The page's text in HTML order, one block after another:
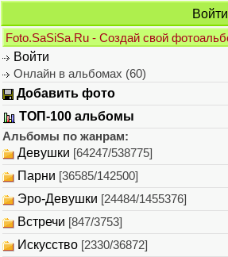
Foto.SaSiSa.Ru - Создай свой
Войти
Онлайн в альбомах (60)
Добавить фото
ТОП-100 альбомы
Альбомы по жанрам:
Девушки [64247/538775]
Парни [36585/142500]
Эро-Девушки [24484/1455376]
Встречи [847/3753]
Искусство [2330/36872]